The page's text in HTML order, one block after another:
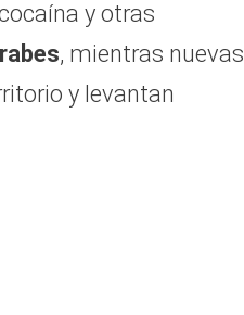
y otras
, mientras nuevas
y levantan